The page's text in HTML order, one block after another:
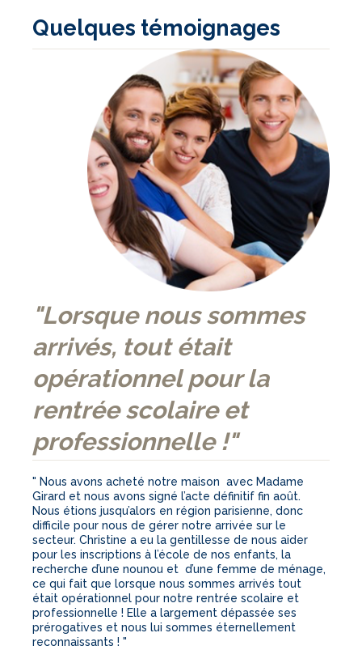
Quelques témoignages
"Lorsque nous sommes
arrivés, tout était
opérationnel pour la
rentrée scolaire et
professionnelle !"
" Nous avons acheté notre maison avec Madame
Girard et nous avons signé l’acte définitif fin août.
Nous étions jusqu’alors en région parisienne, donc
difficile pour nous de gérer notre arrivée sur le
secteur. Christine a eu la gentillesse de nous aider
pour les inscriptions à l’école de nos enfants, la
recherche d’une nounou et d’une femme de ménage,
ce qui fait que lorsque nous sommes arrivés tout
était opérationnel pour notre rentrée scolaire et
professionnelle ! Elle a largement dépassée ses
prérogatives et nous lui sommes éternellement
reconnaissants ! "